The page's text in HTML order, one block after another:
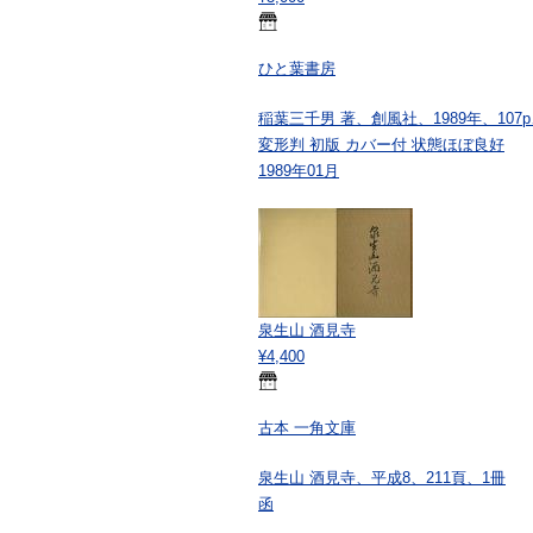
ひと葉書房
稲葉三千男 著、創風社、1989年、
変形判 初版 カバー付 状態ほぼ良好
1989年01月
泉生山 酒見寺
¥4,400
古本 一角文庫
泉生山 酒見寺、平成8、211頁、1冊
函